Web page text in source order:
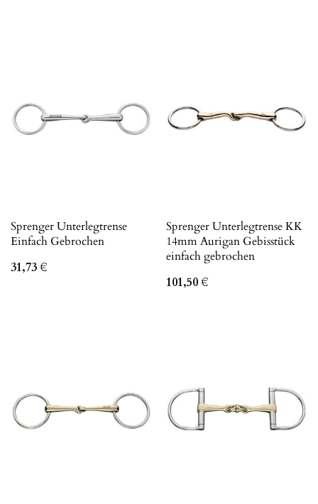
Sprenger Unterlegtrense
Einfach Gebrochen
31,73€
Sprenger Unterlegtrense KK
14mm Aurigan Gebisstück
einfach gebrochen
101,50€